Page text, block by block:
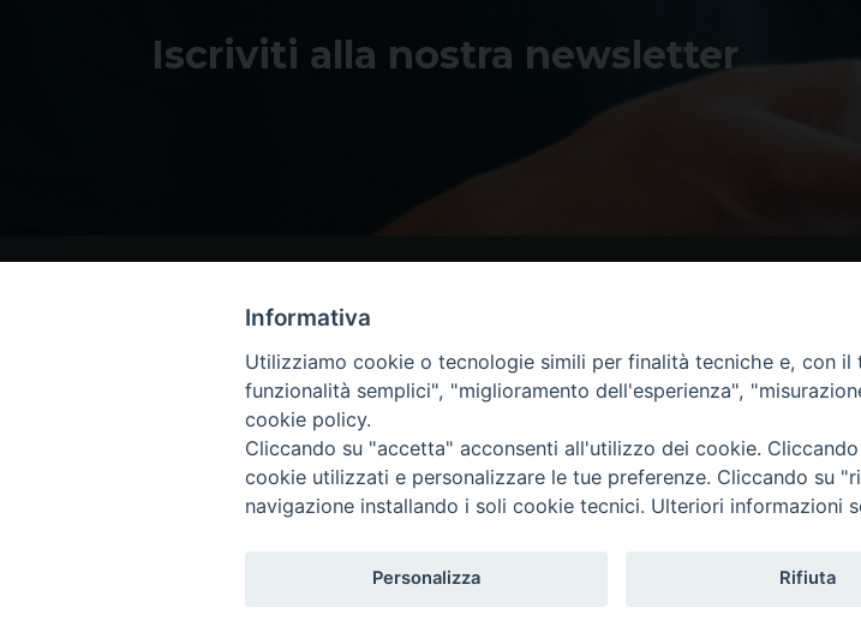
Iscriviti alla nostra newsletter
Contatti
Piazza Andrea D'Isernia, 2
086550849
Informativa
Utilizziamo cookie o tecnologie simili per finalità tecniche e, con
funzionalità semplici", "miglioramento dell'esperienza",
cookie policy.
Cliccando su "accetta" acconsenti all'utilizzo dei cookie.
cookie utilizzati e personalizzare le tue preferenze. Cliccando su
navigazione installando i soli cookie tecnici. Ulteriori informazioni
Personalizza Rifiuta